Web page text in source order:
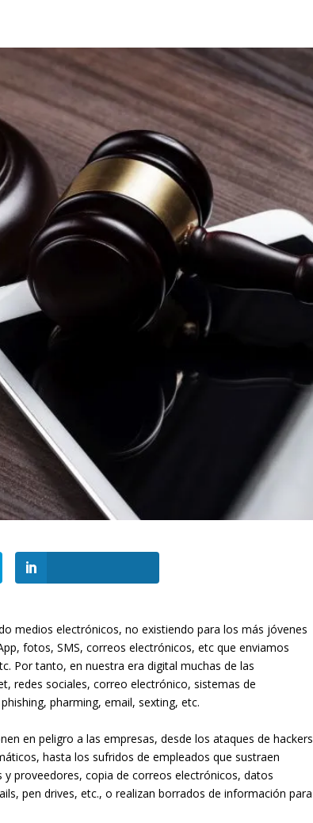
medios electrónicos, no existiendo para los más jóvenes
fotos, SMS, correos electrónicos, etc que enviamos
Por tanto, en nuestra era digital muchas de las
redes sociales, correo electrónico, sistemas de
pharming, email, sexting, etc.
en peligro a las empresas, desde los ataques de hackers
hasta los sufridos de empleados que sustraen
proveedores, copia de correos electrónicos, datos
pen drives, etc., o realizan borrados de información para